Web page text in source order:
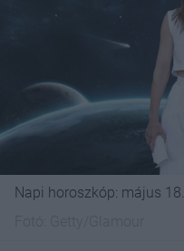
Napi horoszkóp: május 18.